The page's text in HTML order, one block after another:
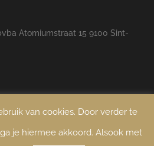
Atomiumstraat 15 9100 Sint-
van cookies. Door verder te
je hiermee akkoord. Alsook met